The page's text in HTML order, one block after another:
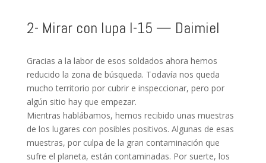
2- Mirar con lupa I-15 — Daimiel
Gracias a la labor de esos soldados ahora hemos
reducido la zona de búsqueda. Todavía nos queda
mucho territorio por cubrir e inspeccionar, pero por
algún sitio hay que empezar.
Mientras hablábamos, hemos recibido unas muestras
de los lugares con posibles positivos. Algunas de esas
muestras, por culpa de la gran contaminación que
sufre el planeta, están contaminadas. Por suerte, los